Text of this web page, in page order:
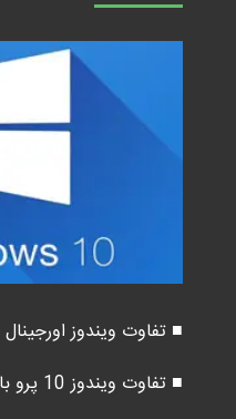
■ تفاوت ویندوز
■ تفاوت ویندوز 10 پرو با ویندوز 10 Home